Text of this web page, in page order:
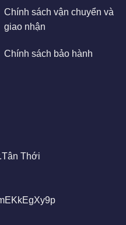
Chính sách vận chuyển và
giao nhận
Chính sách bảo hành
Thới